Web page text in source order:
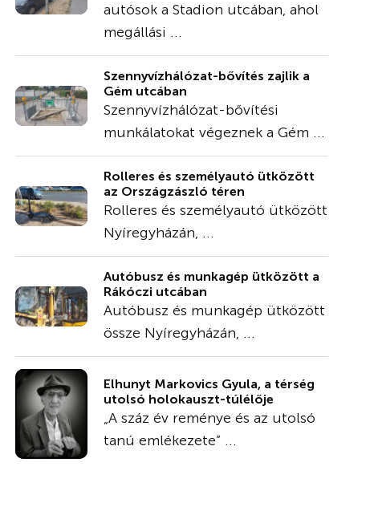
autósok a Stadion utcában, ahol
megállási ...
Szennyvízhálózat-bővítés zajlik a
Gém utcában
Szennyvízhálózat-bővítési
munkálatokat végeznek a Gém ...
Rolleres és személyautó ütközött
az Országzászló téren
Rolleres és személyautó ütközött
Nyíregyházán, ...
Autóbusz és munkagép ütközött a
Rákóczi utcában
Autóbusz és munkagép ütközött
össze Nyíregyházán, ...
Elhunyt Markovics Gyula, a térség
utolsó holokauszt-túlélője
„A száz év reménye és az utolsó
tanú emlékezete” ...